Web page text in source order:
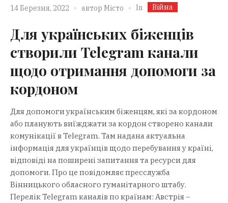
14 Березня, 2022 автор Місто In Війна
Для українських біженців
створили Telegram канали
щодо отримання допомоги за
кордоном
Для допомоги українським біженцям, які за кордоном
або планують виїжджати за кордон створено канали
комунікації в Telegram. Там надана актуальна
інформація для українців щодо перебування у країні,
відповіді на поширені запитання та ресурси для
допомоги. Про це повідомляє пресслужба
Вінницького обласного гуманітарного штабу.
Перелік Telegram каналів по країнам: Австрія –